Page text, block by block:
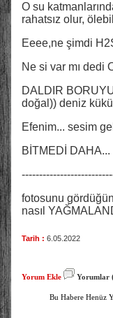
O su
rahatsız olur,
Eeee,ne şimdi
Ne si var mı dedi
DALDIR
doğal)) deniz
Efenim... sesim
BİTMEDİ DAHA...
fotosunu
nasıl
Tarih : 6.05.2022
Yorum Ekle Yorumlar
Bu Habere Henüz